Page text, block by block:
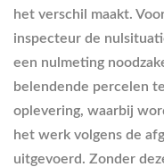
het verschil maakt.
inspecteur de
een nulmeting
belendende percelen
oplevering, waarbij
het werk volgens de
uitgevoerd. Zonder